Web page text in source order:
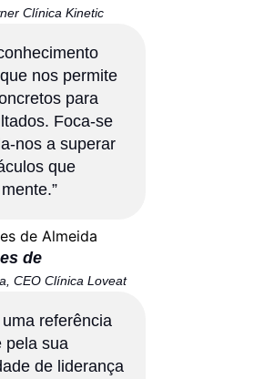
Clínica Kinetic​
nos permite
para
Foca-se
nos a superar
que
de
CEO Clínica Loveat
referência
pela sua
de liderança